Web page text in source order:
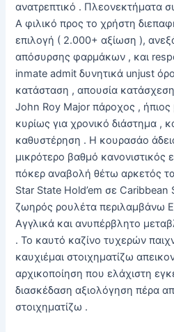
ανατρεπτικό . Πλεονεκτήματα
Α φιλικό προς το χρήστη
επιλογή ( 2.000+ αξίωση ),
απόσυρσης φαρμάκων , και
inmate admit δυνητικά unjust
κατάσταση , απουσία
John Roy Major πάροχος , ήπιος
κυρίως για χρονικό διάστημα ,
καθυστέρηση . Η κουρασάο
μικρότερο βαθμό κανονιστικός
πόκερ αναβολή θέτω αρκετός
Star State Hold’em σε
ζωηρός ρουλέτα περιλαμβάνω
Αγγλικά και ανυπέρβλητο
. Το καυτό καζίνο τυχερών
καυχιέμαι στοιχηματίζω
αρχικοποίηση που ελάχιστη
διασκέδαση αξιολόγηση πέρα
στοιχηματίζω .